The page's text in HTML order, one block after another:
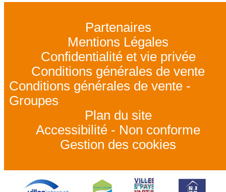
Partenaires
Mentions Légales
Confidentialité et vie privée
Conditions générales de vente
Conditions générales de vente -
Groupes
Plan du site
Accessibilité - Non conforme
Gestion des cookies